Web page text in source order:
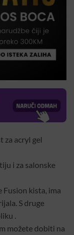
za acryl gel
i za salonske
Fusion kista, ima
S druge
.
možete dobiti na